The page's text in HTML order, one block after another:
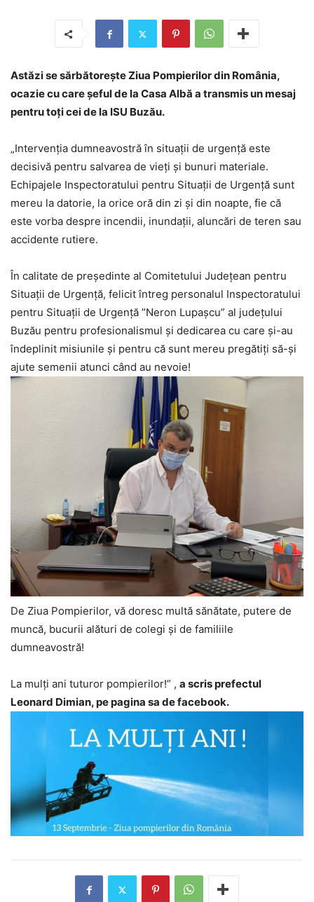
Astăzi se sărbătorește Ziua Pompierilor din România,
ocazie cu care șeful de la Casa Albă a transmis un mesaj
pentru toți cei de la ISU Buzău.
„Intervenția dumneavostră în situații de urgență este
decisivă pentru salvarea de vieți și bunuri materiale.
Echipajele Inspectoratului pentru Situații de Urgență sunt
mereu la datorie, la orice oră din zi și din noapte, fie că
este vorba despre incendii, inundații, aluncări de teren sau
accidente rutiere.
În calitate de președinte al Comitetului Județean pentru
Situații de Urgență, felicit întreg personalul Inspectoratului
pentru Situații de Urgență ”Neron Lupașcu” al județului
Buzău pentru profesionalismul și dedicarea cu care și-au
îndeplinit misiunile și pentru că sunt mereu pregătiți să-și
ajute semenii atunci când au nevoie!
De Ziua Pompierilor, vă doresc multă sănătate, putere de
muncă, bucurii alături de colegi și de familiile
dumneavostră!
La mulți ani tuturor pompierilor!” , a scris prefectul
Leonard Dimian, pe pagina sa de facebook.